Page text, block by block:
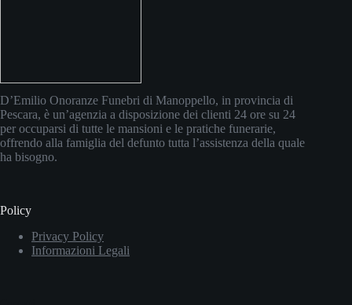
D’Emilio Onoranze Funebri di Manoppello, in provincia di
Pescara, è un’agenzia a disposizione dei clienti 24 ore su 24
per occuparsi di tutte le mansioni e le pratiche funerarie,
offrendo alla famiglia del defunto tutta l’assistenza della quale
ha bisogno.
Policy
Privacy Policy
Informazioni Legali